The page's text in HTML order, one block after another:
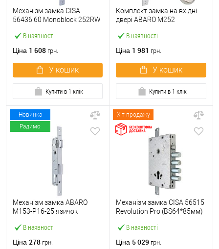
В наявності
Механізм замка CISA
56436.60 Monoblock 252RW
Ціна 1 608 грн.
У кошик
Купити в 1 клік
В наявності
Комплект замка на вхідні
двері ABARO M252
B100, протектором і
Ціна 1 981 грн.
У кошик
Купити в 1 клік
Новинка
Радимо
В наявності
Механізм замка ABARO
M153-P16-25 язичок
нікель
Ціна 278 грн.
Хіт продажу
В наявності
Механізм замка CISA 56515
Revolution Pro (BS64*85мм)
торцевої планки
Ціна 5 029 грн.